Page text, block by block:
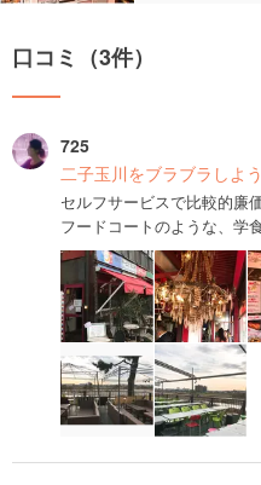
口コミ（3件）
725
二子玉川をブラブラしよ
セルフサービスで比較的廉
フードコートのような、学